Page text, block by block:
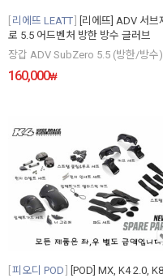
리에뜨 LEATT
[리에뜨] ADV 서브
로 5.5 어드벤처 방한 방수 글러브
장갑 ADV SubZero 5.5 (방한/방수)
160,000₩
피오디 POD
[POD] MX, K4 2.0, K8